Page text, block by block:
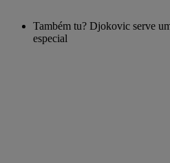
Também tu? Djokovic serve
especial